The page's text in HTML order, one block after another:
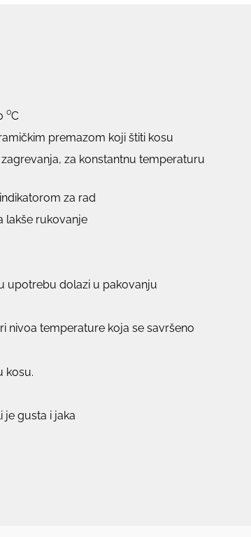
⁰C
premazom koji štiti kosu
za konstantnu temperaturu
za rad
lakše rukovanje
upotrebu dolazi u pakovanju
nivoa temperature koja se savršeno
kosu.
je gusta i jaka